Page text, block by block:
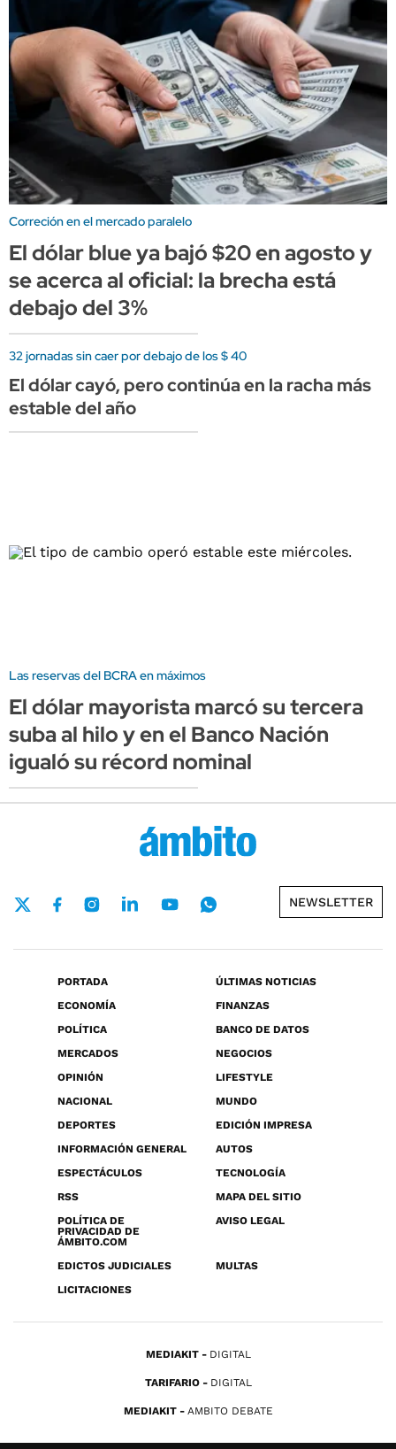
Correción en el mercado paralelo
El dólar blue ya bajó $20 en agosto y
se acerca al oficial: la brecha está
debajo del 3%
32 jornadas sin caer por debajo de los $ 40
El dólar cayó, pero continúa en la racha más
estable del año
Las reservas del BCRA en máximos
El dólar mayorista marcó su tercera
suba al hilo y en el Banco Nación
igualó su récord nominal
NEWSLETTER
PORTADA
ÚLTIMAS NOTICIAS
ECONOMÍA
FINANZAS
POLÍTICA
BANCO DE DATOS
MERCADOS
NEGOCIOS
OPINIÓN
LIFESTYLE
NACIONAL
MUNDO
DEPORTES
EDICIÓN IMPRESA
INFORMACIÓN GENERAL
AUTOS
ESPECTÁCULOS
TECNOLOGÍA
RSS
MAPA DEL SITIO
POLÍTICA DE
PRIVACIDAD DE
ÁMBITO.COM
AVISO LEGAL
EDICTOS JUDICIALES
MULTAS
LICITACIONES
MEDIAKIT DIGITAL
TARIFARIO DIGITAL
MEDIAKIT AMBITO DEBATE